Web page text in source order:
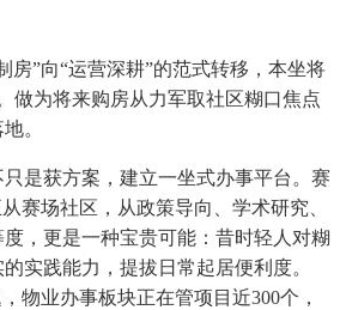
”向“运营深耕”的范式转移，本坐将
做为将来购房从力军取社区糊口焦点
。
获方案，建立一坐式办事平台。赛
赛场社区，从政策导向、学术研究、
，更是一种宝贵可能：昔时轻人对糊
实践能力，提拔日常起居便利度。
物业办事板块正在管项目近300个，